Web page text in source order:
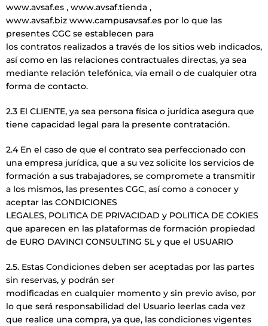
www.avsaf.es , www.avsaf.tienda ,
www.avsaf.biz www.campusavsaf.es por lo que las
presentes CGC se establecen para
los contratos realizados a través de los sitios web indicados,
así como en las relaciones contractuales directas, ya sea
mediante relación telefónica, via email o de cualquier otra
forma de contacto.
2.3 El CLIENTE, ya sea persona física o jurídica asegura que
tiene capacidad legal para la presente contratación.
2.4 En el caso de que el contrato sea perfeccionado con
una empresa jurídica, que a su vez solicite los servicios de
formación a sus trabajadores, se compromete a transmitir
a los mismos, las presentes CGC, así como a conocer y
aceptar las CONDICIONES
LEGALES, POLITICA DE PRIVACIDAD y POLITICA DE COKIES
que aparecen en las plataformas de formación propiedad
de EURO DAVINCI CONSULTING SL y que el USUARIO
2.5. Estas Condiciones deben ser aceptadas por las partes
sin reservas, y podrán ser
modificadas en cualquier momento y sin previo aviso, por
lo que será responsabilidad del Usuario leerlas cada vez
que realice una compra, ya que, las condiciones vigentes